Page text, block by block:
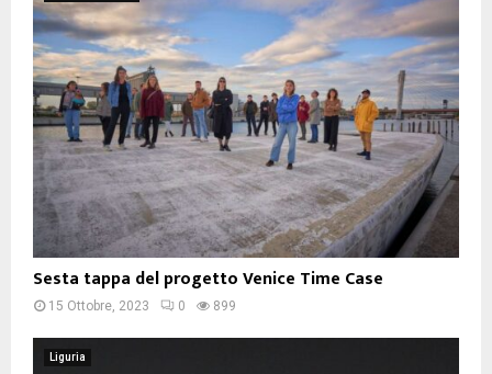
Sesta tappa del progetto Venice Time Case
15 Ottobre, 2023 0 899
Liguria